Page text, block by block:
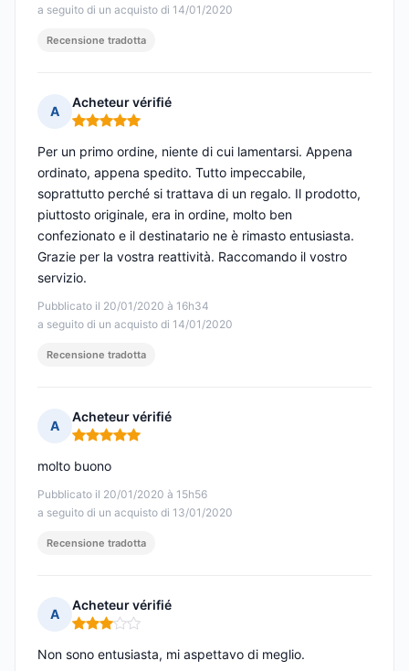
a seguito di un acquisto di 14/01/2020
Recensione tradotta
A
Acheteur vérifié
Nota: 5 su 5
Pubblicato il 20/01/2020 à 16h34
a seguito di un acquisto di 14/01/2020
Per un primo ordine, niente di cui lamentarsi. Appena
ordinato, appena spedito. Tutto impeccabile,
soprattutto perché si trattava di un regalo. Il prodotto,
piuttosto originale, era in ordine, molto ben
confezionato e il destinatario ne è rimasto entusiasta.
Grazie per la vostra reattività. Raccomando il vostro
servizio.
Recensione tradotta
A
Acheteur vérifié
Nota: 5 su 5
Pubblicato il 20/01/2020 à 15h56
a seguito di un acquisto di 13/01/2020
molto buono
Recensione tradotta
A
Acheteur vérifié
Nota: 3 su 5
Non sono entusiasta, mi aspettavo di meglio.